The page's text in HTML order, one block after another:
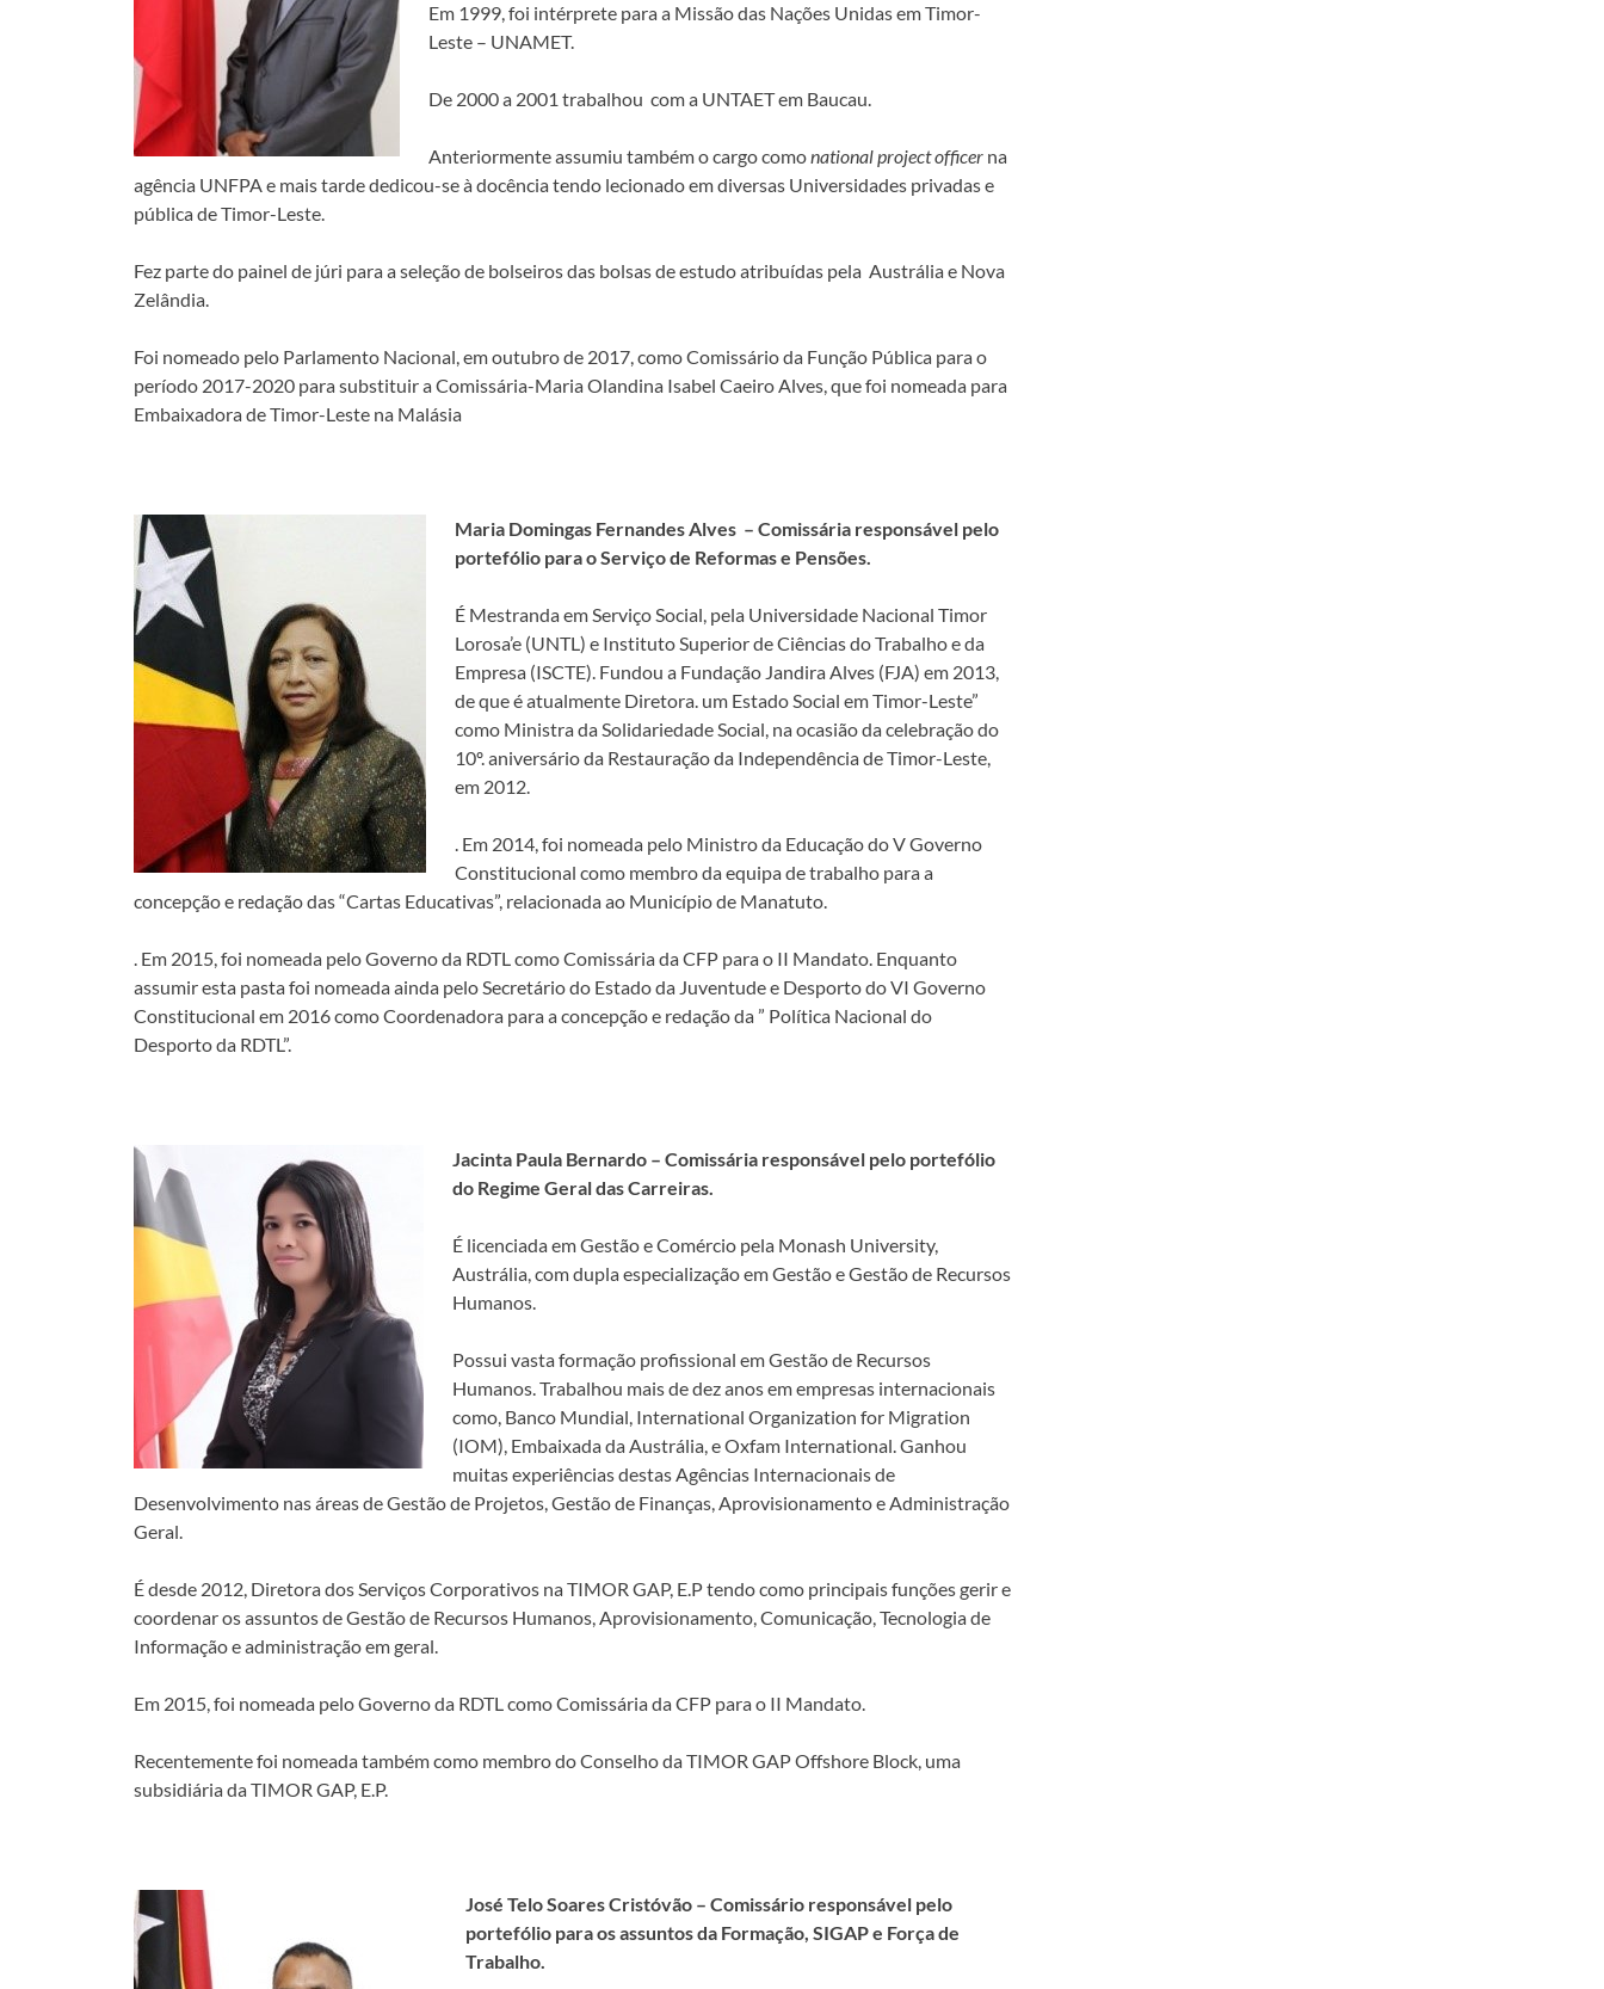
Em 1999, foi intérprete para a Missão das Nações Unidas em Timor-
Leste – UNAMET.
De 2000 a 2001 trabalhou com a UNTAET em Baucau.
Anteriormente assumiu também o cargo comonational project officer na
agência UNFPA e mais tarde dedicou-se à docência tendo lecionado em diversas Universidades privadas e
pública de Timor-Leste.
Fez parte do painel de júri para a seleção de bolseiros das bolsas de estudo atribuídas pela Austrália e Nova
Zelândia.
Foi nomeado pelo Parlamento Nacional, em outubro de 2017, como Comissário da Função Pública para o
período 2017-2020 para substituir a Comissária-Maria Olandina Isabel Caeiro Alves, que foi nomeada para
Embaixadora de Timor-Leste na Malásia
Maria Domingas Fernandes Alves – Comissária responsável pelo
portefólio para o Serviço de Reformas e Pensões.
É Mestranda em Serviço Social, pela Universidade Nacional Timor
Lorosa’e (UNTL) e Instituto Superior de Ciências do Trabalho e da
Empresa (ISCTE). Fundou a Fundação Jandira Alves (FJA) em 2013,
de que é atualmente Diretora. um Estado Social em Timor-Leste”
como Ministra da Solidariedade Social, na ocasião da celebração do
10º. aniversário da Restauração da Independência de Timor-Leste,
em 2012.
. Em 2014, foi nomeada pelo Ministro da Educação do V Governo
Constitucional como membro da equipa de trabalho para a
concepção e redação das “Cartas Educativas”, relacionada ao Município de Manatuto.
. Em 2015, foi nomeada pelo Governo da RDTL como Comissária da CFP para o II Mandato. Enquanto
assumir esta pasta foi nomeada ainda pelo Secretário do Estado da Juventude e Desporto do VI Governo
Constitucional em 2016 como Coordenadora para a concepção e redação da ” Política Nacional do
Desporto da RDTL”.
Jacinta Paula Bernardo – Comissária responsável pelo portefólio
do Regime Geral das Carreiras.
É licenciada em Gestão e Comércio pela Monash University,
Austrália, com dupla especialização em Gestão e Gestão de Recursos
Humanos.
Possui vasta formação profissional em Gestão de Recursos
Humanos. Trabalhou mais de dez anos em empresas internacionais
como, Banco Mundial, International Organization for Migration
(IOM), Embaixada da Austrália, e Oxfam International. Ganhou
muitas experiências destas Agências Internacionais de
Desenvolvimento nas áreas de Gestão de Projetos, Gestão de Finanças, Aprovisionamento e Administração
Geral.
É desde 2012, Diretora dos Serviços Corporativos na TIMOR GAP, E.P tendo como principais funções gerir e
coordenar os assuntos de Gestão de Recursos Humanos, Aprovisionamento, Comunicação, Tecnologia de
Informação e administração em geral.
Em 2015, foi nomeada pelo Governo da RDTL como Comissária da CFP para o II Mandato.
Recentemente foi nomeada também como membro do Conselho da TIMOR GAP Offshore Block, uma
subsidiária da TIMOR GAP, E.P.
José Telo Soares Cristóvão – Comissário responsável pelo
portefólio para os assuntos da Formação, SIGAP e Força de
Trabalho.